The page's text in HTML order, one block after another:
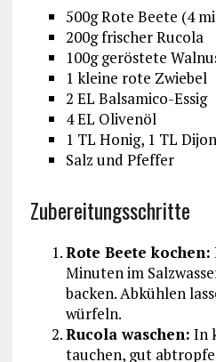
500g Rote Beete (4
200g frischer Rucola
100g geröstete
1 kleine rote Zwiebel
2 EL Balsamico-Essig
4 EL Olivenöl
1 TL Honig, 1 TL
Salz und Pfeffer
Zubereitungsschritte
Rote Beete kochen:
Minuten im
backen. Abkühlen
würfeln.
Rucola waschen: In
tauchen, gut